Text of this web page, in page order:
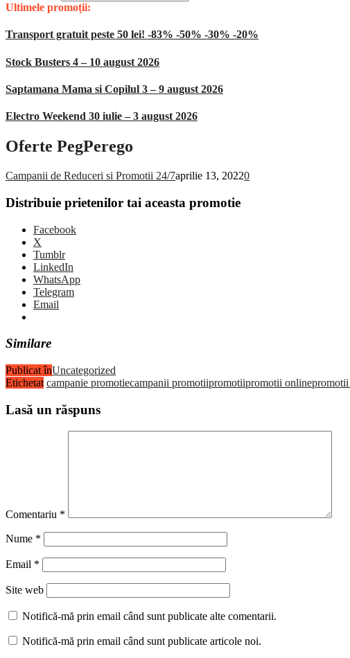
Ultimele promoții:
Transport gratuit peste 50 lei! -83% -50% -30% -20%
Stock Busters 4 – 10 august 2026
Saptamana Mama si Copilul 3 – 9 august 2026
Electro Weekend 30 iulie – 3 august 2026
Oferte PegPerego
Campanii de Reduceri si Promotii 24/7aprilie 13, 20220
Distribuie prietenilor tai aceasta promotie
Facebook
X
Tumblr
LinkedIn
WhatsApp
Telegram
Email
Similare
Publicat înUncategorized
Etichetat campanie promotiecampanii promotiipromotiipromotii onlinepromotii
Lasă un răspuns
Comentariu *
Nume *
Email *
Site web
Notifică-mă prin email când sunt publicate alte comentarii.
Notifică-mă prin email când sunt publicate articole noi.